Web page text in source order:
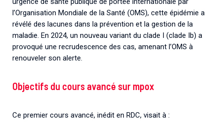
l’Organisation Mondiale de la Santé (OMS), cette épidémie a
révélé des lacunes dans la prévention et la gestion de la
maladie. En 2024, un nouveau variant du clade I (clade Ib) a
provoqué une recrudescence des cas, amenant l’OMS à
renouveler son alerte.
Objectifs du cours avancé sur mpox
Ce premier cours avancé, inédit en RDC, visait à :